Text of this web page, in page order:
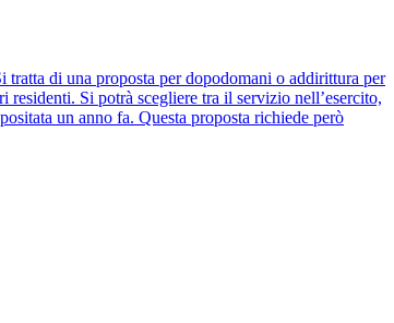
di una proposta per dopodomani o addirittura per
Si potrà scegliere tra il servizio nell’esercito,
un anno fa. Questa proposta richiede però